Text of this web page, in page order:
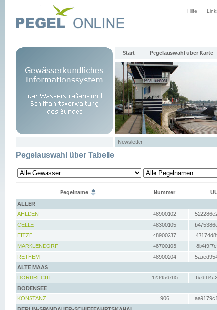
Hilfe
Start Pegelauswahl über Karte
Newsletter
Pegelauswahl über Tabelle
Pegelname Nummer
ALLER
AHLDEN
48900102
CELLE
48300105
EITZE
48900237
MARKLENDORF
48700103
RETHEM
48900204
ALTE MAAS
DORDRECHT
123456785
BODENSEE
KONSTANZ
906